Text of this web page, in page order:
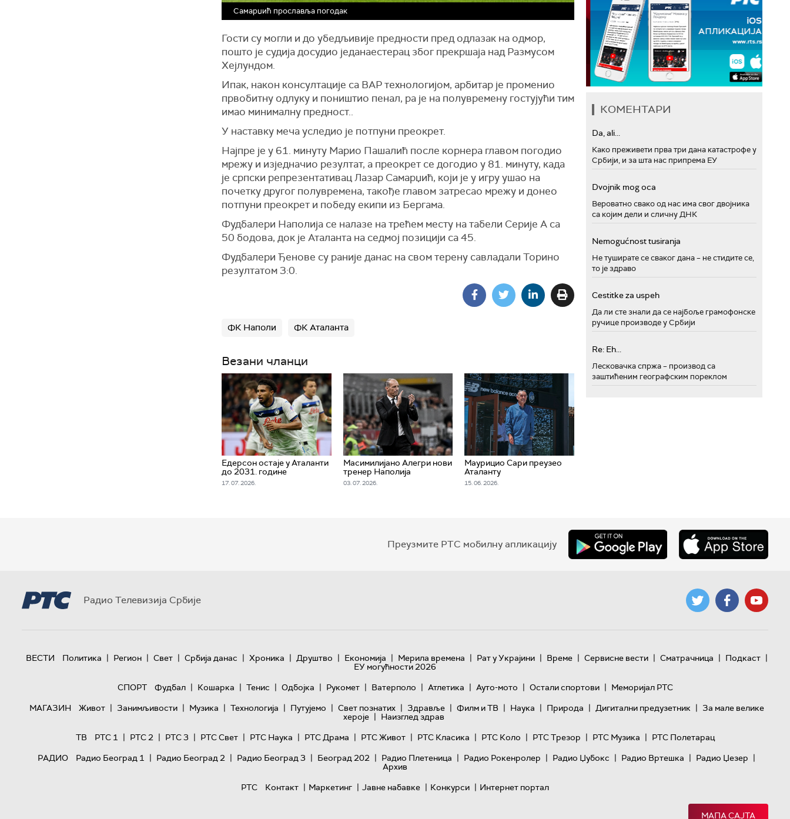
Самарџић прославља погодак
Гости су могли и до убедљивије предности пред одлазак на одмор,
пошто је судија досудио једанаестерац због прекршаја над Размусом
Хeјлундом.
Ипак, након консултације са ВАР технологијом, арбитар је променио
првобитну одлуку и поништио пенал, pa је на полувремену гостујући тим
имао минималну предност..
У наставку меча уследио је потпуни преокрет.
Најпре је у 61. минуту Марио Пашалић после корнера главом погодио
мрежу и изједначио резултат, а преокрет се догодио у 81. минуту, када
је српски репрезентативац Лазар Самарџић, који је у игру ушао на
почетку другог полувремена, такође главом затресао мрежу и донео
потпуни преокрет и победу екипи из Бергама.
Фудбалери Наполија се налазе на трећем месту на табели Серије А са
50 бодова, док је Аталанта на седмој позицији са 45.
Фудбалери Ђенове су раније данас на свом терену савладали Торино
резултатом 3:0.
ФК Наполи ФК Аталанта
Везани чланци
Едерсон остаје у Аталанти
до 2031. године
17. 07. 2026.
Масимилијано Алегри нови
тренер Наполија
03. 07. 2026.
Маурицио Сари преузео
Аталанту
15. 06. 2026.
КОМЕНТАРИ
Da, ali...
Како преживети прва три дана катастрофе у
Србији, и за шта нас припрема ЕУ
Dvojnik mog oca
Вероватно свако од нас има свог двојника
са којим дели и сличну ДНК
Nemogućnost tusiranja
Не туширате се сваког дана – не стидите се,
то је здраво
Cestitke za uspeh
Да ли сте знали да се најбоље грамофонске
ручице производе у Србији
Re: Eh...
Лесковачка спржа – производ са
заштићеним географским пореклом
Преузмите РТС мобилну апликацију
Радио Телевизија Србије
ВЕСТИ Политика | Регион | Свет | Србија данас | Хроника | Друштво | Економија | Мерила времена | Рат у Украјини | Време | Сервисне вести | Сматрачница | Подкаст |
ЕУ могућности 2026
СПОРТ
Фудбал | Кошарка | Тенис | Одбојка | Рукомет | Ватерполо | Атлетика | Ауто-мото | Остали спортови | Меморијал РТС
МАГАЗИН
Живот | Занимљивости | Музика | Технологијa | Путујемо | Свет познатих | Здравље | Филм и ТВ | Наука | Природа | Дигитални предузетник | За мале велике
хероје | Наизглед здрав
ТВ
РТС 1 | РТС 2 | РТС 3 | РТС Свет | РТС Наука | РТС Драма | РТС Живот | РТС Класика | РТС Коло | РТС Трезор | РТС Музика | РТС Полетарац
РАДИО
Радио Београд 1 | Радио Београд 2 | Радио Београд 3 | Београд 202 | Радио Плетеница | Радио Рокенролер | Радио Џубокс | Радио Вртешка | Радио Џезер |
Архив
РТС
Контакт | Маркетинг | Јавне набавке | Конкурси | Интернет портал
МАПА САЈТА